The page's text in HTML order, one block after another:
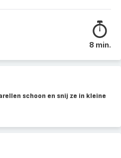
8 min.
schoon en snij ze in kleine